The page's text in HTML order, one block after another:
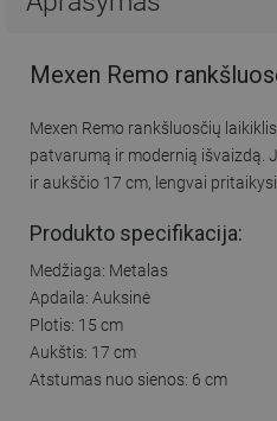
Mexen Remo
Mexen Remo rankšluosčių
patvarumą ir modernią išvaizdą.
ir aukščio 17 cm, lengvai
Produkto specifikacija:
Medžiaga: Metalas
Apdaila: Auksinė
Plotis: 15 cm
Aukštis: 17 cm
Atstumas nuo sienos: 6 cm